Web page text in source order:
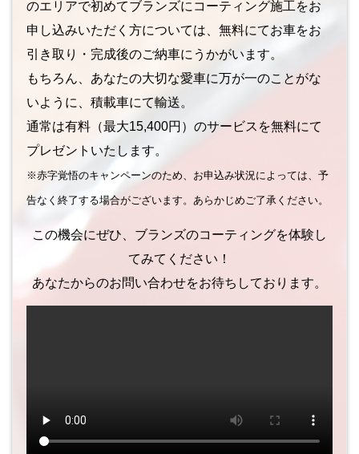
のエリアで初めてブランズにコーティング施工をお
申し込みいただく方については、無料にてお車をお
引き取り・完成後のご納車にうかがいます。
もちろん、あなたの大切な愛車に万が一のことがな
いように、積載車にて輸送。
通常は有料（最大15,400円）のサービスを無料にて
プレゼントいたします。
※赤字覚悟のキャンペーンのため、お申込み状況によっては、予
告なく終了する場合がございます。あらかじめご了承ください。
この機会にぜひ、ブランズのコーティングを体験し
てみてください！
あなたからのお問い合わせをお待ちしております。